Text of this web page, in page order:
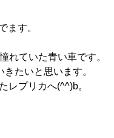
ます。
れていた青い車です。
たいと思います。
レプリカへ(^^)b。